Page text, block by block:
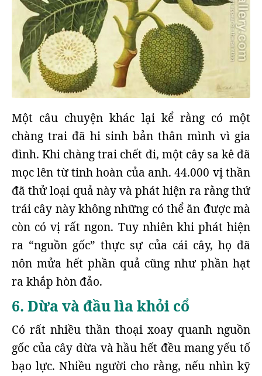
Một câu chuyện khác lại kể rằng có một
chàng trai đã hi sinh bản thân mình vì gia
đình. Khi chàng trai chết đi, một cây sa kê đã
mọc lên từ tinh hoàn của anh. 44.000 vị thần
đã thử loại quả này và phát hiện ra rằng thứ
trái cây này không những có thể ăn được mà
còn có vị rất ngon. Tuy nhiên khi phát hiện
ra “nguồn gốc” thực sự của cái cây, họ đã
nôn mửa hết phần quả cũng như phần hạt
ra khắp hòn đảo.
6. Dừa và đầu lìa khỏi cổ
Có rất nhiều thần thoại xoay quanh nguồn
gốc của cây dừa và hầu hết đều mang yếu tố
bạo lực. Nhiều người cho rằng, nếu nhìn kỹ